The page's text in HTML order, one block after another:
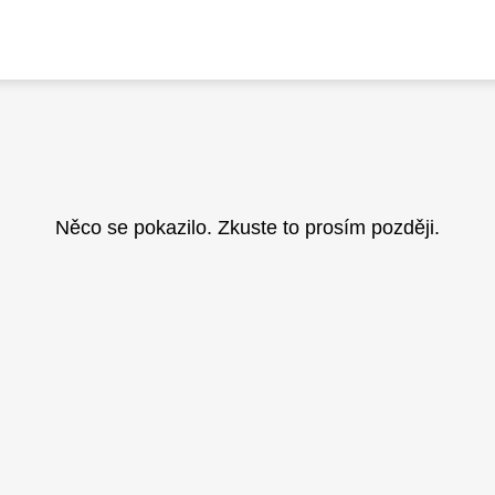
Něco se pokazilo. Zkuste to prosím později.